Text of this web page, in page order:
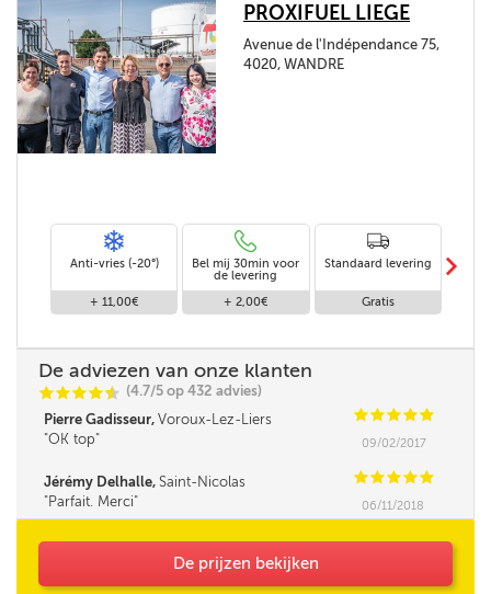
PROXIFUEL LIEGE
Avenue de l'Indépendance 75,
4020, WANDRE
Anti-vries (-20°)
+ 11,00€
Bel mij 30min voor
de levering
+ 2,00€
Standaard levering
Gratis
m
De adviezen van onze klanten
CCCCi
@ (4.7/5 op 432 advies)
Pierre Gadisseur, Voroux-Lez-Liers CCCCC
OK top
09/02/2017
Jérémy Delhalle, Saint-Nicolas CCCCC
Parfait. Merci
06/11/2018
De prijzen bekijken